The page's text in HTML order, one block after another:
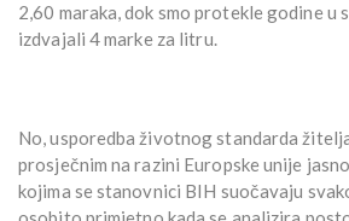
2,60 maraka, dok smo protekle godine u
izdvajali 4 marke za litru.
No, usporedba životnog standarda
prosječnim na razini Europske unije
kojima se stanovnici BIH suočavaju